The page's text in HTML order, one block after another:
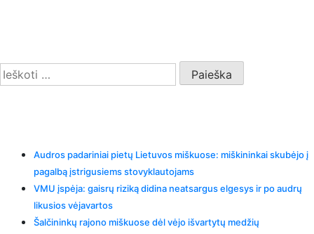
Ieškoti:
Audros padariniai pietų Lietuvos miškuose: miškininkai skubėjo į
pagalbą įstrigusiems stovyklautojams
VMU įspėja: gaisrų riziką didina neatsargus elgesys ir po audrų
likusios vėjavartos
Šalčininkų rajono miškuose dėl vėjo išvartytų medžių